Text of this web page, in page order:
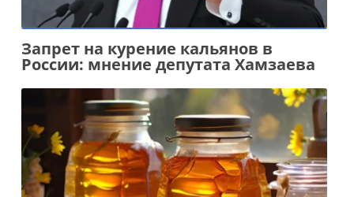
Запрет на курение кальянов в
России: мнение депутата Хамзаева